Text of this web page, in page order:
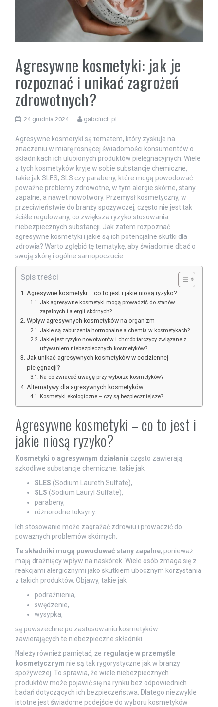
Agresywne kosmetyki: jak je
rozpoznać i unikać zagrożeń
zdrowotnych?
24 grudnia 2024 gabciuch.pl
Agresywne kosmetyki są tematem, który zyskuje na
znaczeniu w miarę rosnącej świadomości konsumentów o
składnikach ich ulubionych produktów pielęgnacyjnych. Wiele
z tych kosmetyków kryje w sobie substancje chemiczne,
takie jak SLES, SLS czy parabeny, które mogą powodować
poważne problemy zdrowotne, w tym alergie skórne, stany
zapalne, a nawet nowotwory. Przemysł kosmetyczny, w
przeciwieństwie do branży spożywczej, często nie jest tak
ściśle regulowany, co zwiększa ryzyko stosowania
niebezpiecznych substancji. Jak zatem rozpoznać
agresywne kosmetyki i jakie są ich potencjalne skutki dla
zdrowia? Warto zgłębić tę tematykę, aby świadomie dbać o
swoją skórę i ogólne samopoczucie.
Spis treści
Agresywne kosmetyki – co to jest i jakie niosą ryzyko?
Jak agresywne kosmetyki mogą prowadzić do stanów
zapalnych i alergii skórnych?
Wpływ agresywnych kosmetyków na organizm
Jakie są zaburzenia hormonalne a chemia w kosmetykach?
Jakie jest ryzyko nowotworów i chorób tarczycy związane z
używaniem niebezpiecznych kosmetyków?
Jak unikać agresywnych kosmetyków w codziennej
pielęgnacji?
Na co zwracać uwagę przy wyborze kosmetyków?
Alternatywy dla agresywnych kosmetyków
Kosmetyki ekologiczne – czy są bezpieczniejsze?
Agresywne kosmetyki – co to jest i
jakie niosą ryzyko?
Kosmetyki o agresywnym działaniu często zawierają
szkodliwe substancje chemiczne, takie jak:
SLES (Sodium Laureth Sulfate),
SLS (Sodium Lauryl Sulfate),
parabeny,
różnorodne toksyny.
Ich stosowanie może zagrażać zdrowiu i prowadzić do
poważnych problemów skórnych.
Te składniki mogą powodować stany zapalne, ponieważ
mają drażniący wpływ na naskórek. Wiele osób zmaga się z
reakcjami alergicznymi jako skutkiem ubocznym korzystania
z takich produktów. Objawy, takie jak:
podrażnienia,
swędzenie,
wysypka,
są powszechne po zastosowaniu kosmetyków
zawierających te niebezpieczne składniki.
Należy również pamiętać, że regulacje w przemyśle
kosmetycznym nie są tak rygorystyczne jak w branży
spożywczej. To sprawia, że wiele niebezpiecznych
produktów może pojawić się na rynku bez odpowiednich
badań dotyczących ich bezpieczeństwa. Dlatego niezwykle
istotne jest świadome podejście do wyboru kosmetyków